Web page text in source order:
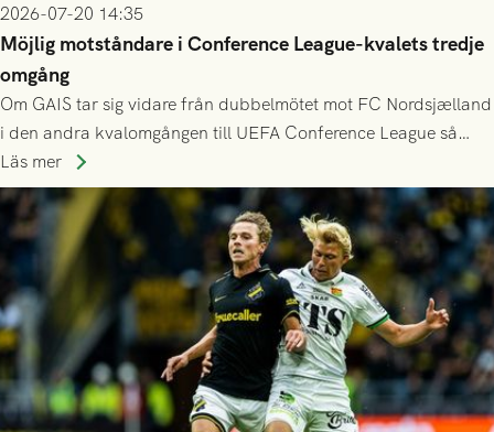
2026-07-20 14:35
Möjlig motståndare i Conference League-kvalets tredje
omgång
Om GAIS tar sig vidare från dubbelmötet mot FC Nordsjælland
i den andra kvalomgången till UEFA Conference League så
spelas den tredje kvalomgången kort därpå. Motståndare blir
då vinnaren i mötet mellan isländska Valur och HŠK Zrinjski
Mostar från Bosnien och Hercegovina.
Läs mer